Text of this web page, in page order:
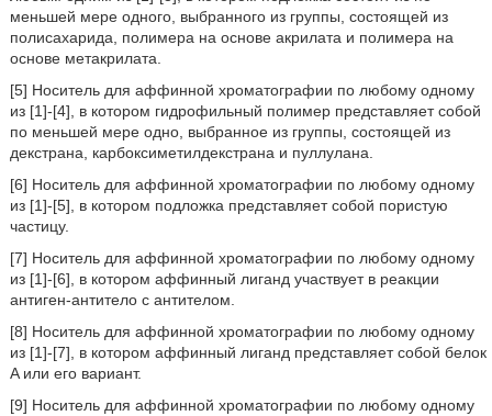
меньшей мере одного, выбранного из группы, состоящей из
полисахарида, полимера на основе акрилата и полимера на
основе метакрилата.
[5] Носитель для аффинной хроматографии по любому одному
из [1]-[4], в котором гидрофильный полимер представляет собой
по меньшей мере одно, выбранное из группы, состоящей из
декстрана, карбоксиметилдекстрана и пуллулана.
[6] Носитель для аффинной хроматографии по любому одному
из [1]-[5], в котором подложка представляет собой пористую
частицу.
[7] Носитель для аффинной хроматографии по любому одному
из [1]-[6], в котором аффинный лиганд участвует в реакции
антиген-антитело с антителом.
[8] Носитель для аффинной хроматографии по любому одному
из [1]-[7], в котором аффинный лиганд представляет собой белок
A или его вариант.
[9] Носитель для аффинной хроматографии по любому одному